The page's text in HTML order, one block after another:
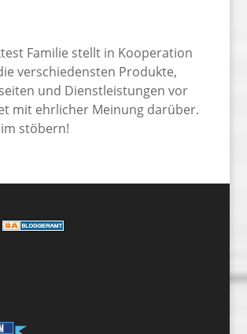
Familie stellt in Kooperation
verschiedensten Produkte,
und Dienstleistungen vor
mit ehrlicher Meinung darüber.
stöbern!